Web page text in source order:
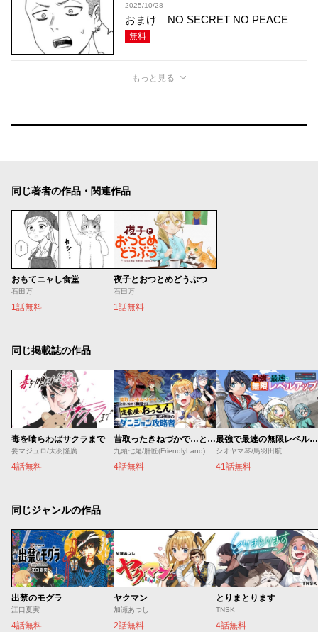
2025/10/28
おまけ NO SECRET NO PEACE
無料
もっと見る
同じ著者の作品・関連作品
おもてニャし食堂
石田万
1話無料
夜子とおつとめどうぶつ
石田万
1話無料
同じ掲載誌の作品
毒を喰らわばサクラまで
要マジュロ/大羽隆廣
4話無料
昔取ったきねづかで…と言いながら無双する定食屋のおっさん、実は伝説のダンジョン攻略者
九頭七尾/肝匠(FriendlyLand)
4話無料
最強で最速の無限レベルアップ ～スキル【経験値１０００倍】と【レベルフリー】でレベル上限の枷が外れた俺は無双する～
シオヤマ琴/鳥羽田航
41話無料
同じジャンルの作品
出禁のモグラ
江口夏実
4話無料
ヤクマン
加瀬あつし
2話無料
とりまとります
TNSK
4話無料